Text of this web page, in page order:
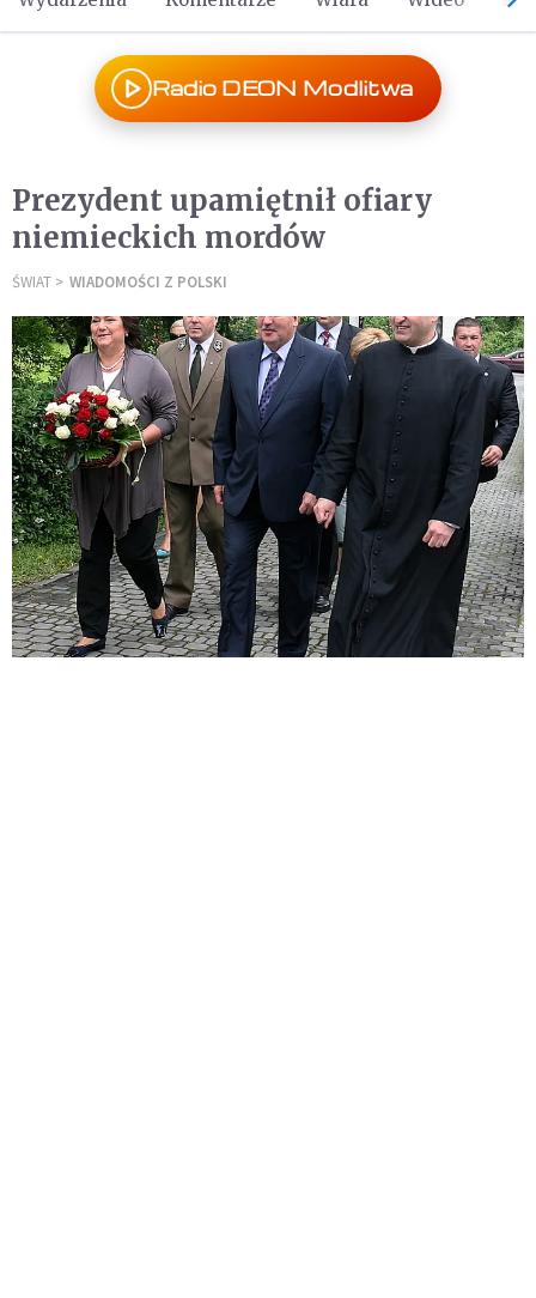
Radio DEON Modlitwa
Prezydent upamiętnił ofiary
niemieckich mordów
ŚWIAT WIADOMOŚCI Z POLSKI